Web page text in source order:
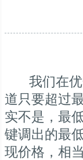
我们在优
道只要超过
实不是，最
键调出的最
现价格，相